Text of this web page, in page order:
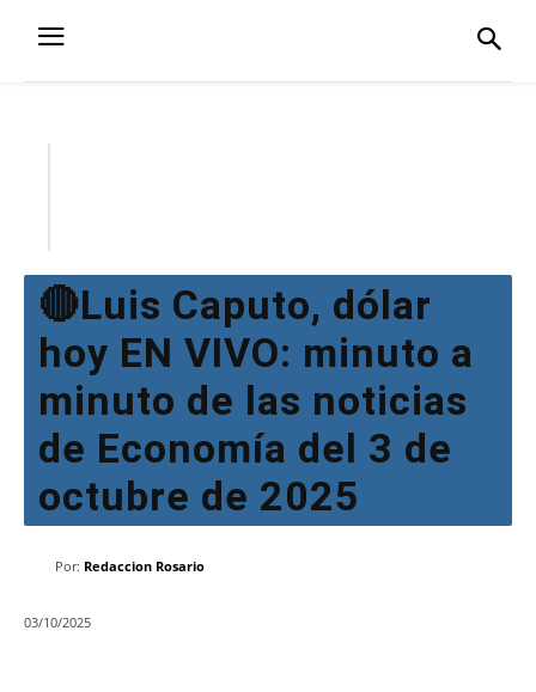
🔴Luis Caputo, dólar
hoy EN VIVO: minuto a
minuto de las noticias
de Economía del 3 de
octubre de 2025
Por: Redaccion Rosario
03/10/2025